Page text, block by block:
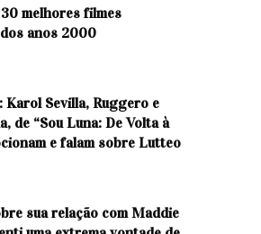
melhores filmes
anos 2000
Karol Sevilla, Ruggero e
de “Sou Luna: De Volta à
e falam sobre Lutteo
sua relação com Maddie